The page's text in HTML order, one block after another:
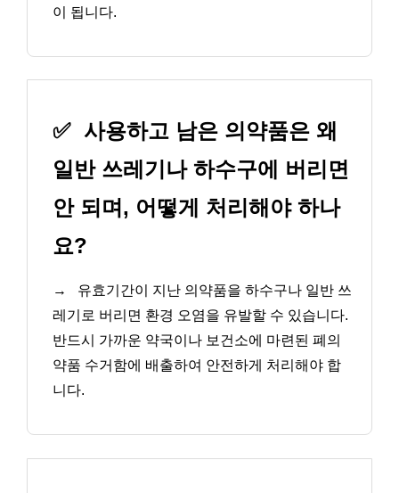
이 됩니다.
✅ 사용하고 남은 의약품은 왜
일반 쓰레기나 하수구에 버리면
안 되며, 어떻게 처리해야 하나
요?
→
유효기간이 지난 의약품을 하수구나 일반 쓰
레기로 버리면 환경 오염을 유발할 수 있습니다.
반드시 가까운 약국이나 보건소에 마련된 폐의
약품 수거함에 배출하여 안전하게 처리해야 합
니다.